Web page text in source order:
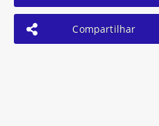
Compartilhar